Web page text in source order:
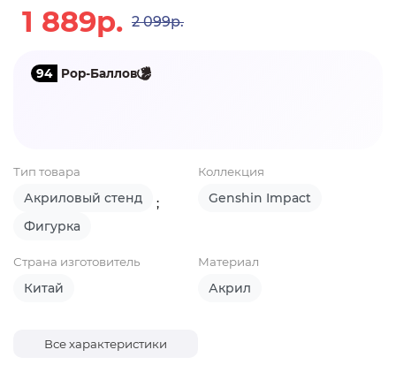
1 889р. 2 099р.
94 Pop-Баллов
Тип товара
Акриловый стенд
;
Фигурка
Коллекция
Genshin Impact
Страна изготовитель
Китай
Материал
Акрил
Все характеристики